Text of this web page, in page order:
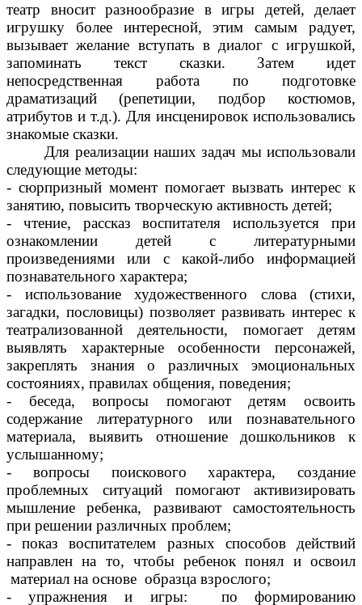
театр вносит разнообразие в игры детей, делает
игрушку более интересной, этим самым радует,
вызывает желание вступать в диалог с игрушкой,
запоминать текст сказки. Затем идет
непосредственная работа по подготовке
драматизаций (репетиции, подбор костюмов,
атрибутов и т.д.). Для инсценировок использовались
знакомые сказки.
Для реализации наших задач мы использовали
следующие методы:
- сюрпризный момент помогает вызвать интерес к
занятию, повысить творческую активность детей;
- чтение, рассказ воспитателя используется при
ознакомлении детей с литературными
произведениями или с какой-либо информацией
познавательного характера;
- использование художественного слова (стихи,
загадки, пословицы) позволяет развивать интерес к
театрализованной деятельности, помогает детям
выявлять характерные особенности персонажей,
закреплять знания о различных эмоциональных
состояниях, правилах общения, поведения;
- беседа, вопросы помогают детям освоить
содержание литературного или познавательного
материала, выявить отношение дошкольников к
услышанному;
- вопросы поискового характера, создание
проблемных ситуаций помогают активизировать
мышление ребенка, развивают самостоятельность
при решении различных проблем;
- показ воспитателем разных способов действий
направлен на то, чтобы ребенок понял и освоил
материал на основе образца взрослого;
- упражнения и игры: по формированию